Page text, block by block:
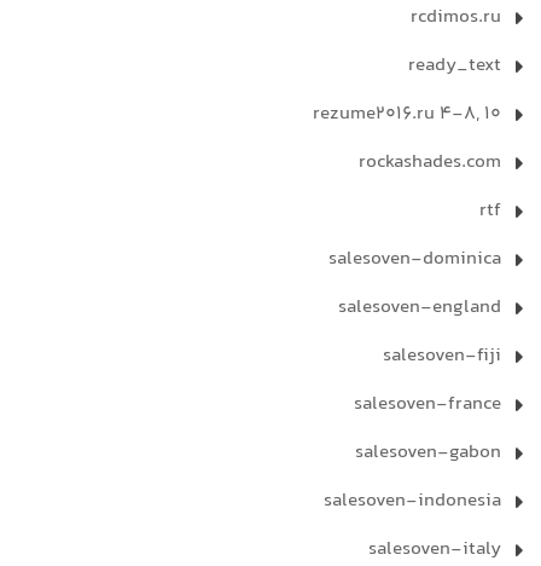
rcdimos.ru
ready_text
rezume2016.ru 4-8, 10
rockashades.com
rtf
salesoven-dominica
salesoven-england
salesoven-fiji
salesoven-france
salesoven-gabon
salesoven-indonesia
salesoven-italy